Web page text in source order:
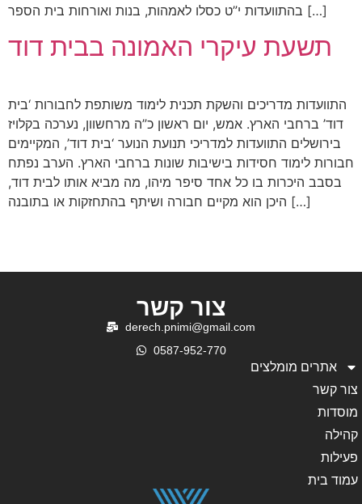
בהתוועדות י”ט כסלו לאמהות, בנות ואורחות בית הספר […]
תשעת עיקרי האמונה בבית דוד
התוועדות מדריכים והשקת תכנית לימוד משותפת לחבורות ‘בית
דוד’ ברחבי הארץ. אמש, יום ראשון כ”ה מרחשוון, נערכה בקלויז
בירושלים התוועדות למדריכי תנועת הנוער ‘בית דוד’, המקיימים
חבורות לימוד חסידות בישיבות שונות ברחבי הארץ. הערב נפתח
בסבב היכרות בו כל אחד סיפר מיהו, מה מביא אותו לבית דוד,
היכן הוא מקיים חבורה ושיתף בהתחזקות או בתובנה […]
אתרים מומלצים
צור קשר
מוסדות
קהילה
פעילות
עמוד בית
צור קשר
derech.pnimi@gmail.com
0587-952-770